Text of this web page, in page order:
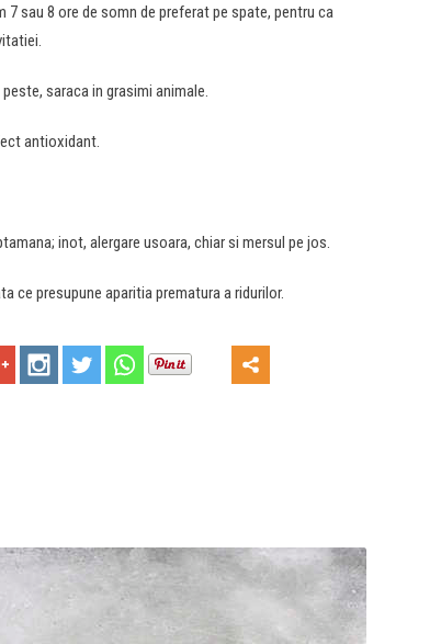
sau 8 ore de somn de preferat pe spate, pentru ca
saraca in grasimi animale.
antioxidant.
inot, alergare usoara, chiar si mersul pe jos.
ce presupune aparitia prematura a ridurilor.